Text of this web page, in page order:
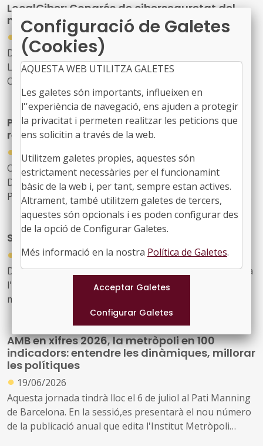
existent, les infraestructures municipals, l’aplicació
pràctica de la tecnologia i la IA en la gestió pública
LocalCiber: Congrés de ciberseguretat del
món local
●
23/07/2026
Data: 17 i 18 de setembre
Lloc: BCIN, Badalona
Organitza: Localret
Participació i col·lectius infrarepresentats:
reptes en la definició de polítiques públiques
●
09/07/2026
Organitzada pel Fons Català de Cooperació al
Desenvolupament, en el marc del projecte europeu
PACT –Participatory Action for Community Transformation
Lloc: Centre Cívic Cotxers de Sants (Barcelona)
Data: 14 de juliol
Smart City World Congress 2026
●
08/07/2026
Del 3 al 5 de novembre, se celebra a la Fira de Barcelona
l'Smart City Expo World Congress, l’esdeveniment
mundial més rellevant en l’àmbit de les ciutats
AMB en xifres 2026, la metròpoli en 100
indicadors: entendre les dinàmiques, millorar
les polítiques
● 19/06/2026
Aquesta jornada tindrà lloc el 6 de juliol al Pati Manning
de Barcelona. En la sessió,es presentarà el nou número
de la publicació anual que edita l'Institut Metròpoli
Configuració de Galetes
(Cookies)
AQUESTA WEB UTILITZA GALETES
Les galetes són importants, influeixen en
l''experiència de navegació, ens ajuden a protegir
la privacitat i permeten realitzar les peticions que
ens solicitin a través de la web.
Utilitzem galetes propies, aquestes són
estrictament necessàries per el funcionamint
bàsic de la web i, per tant, sempre estan actives.
Altrament, també utilitzem galetes de tercers,
aquestes són opcionals i es poden configurar des
de la opció de Configurar Galetes.
Més informació en la nostra Política de Galetes.